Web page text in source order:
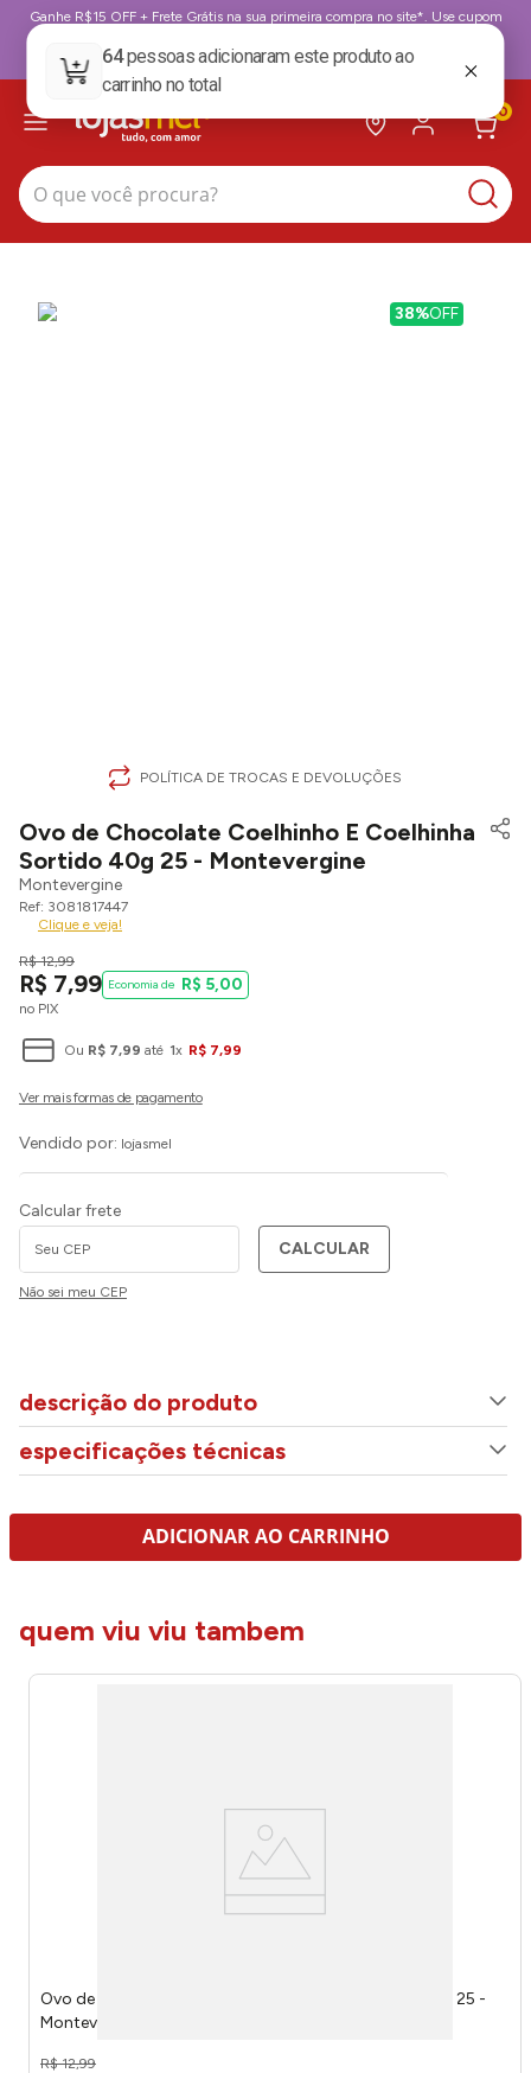
Ganhe R$15 OFF + Frete Grátis na sua primeira compra no site*. Use cupom
BoasVindas
0
O que você procura?
38%OFF
POLÍTICA DE TROCAS E DEVOLUÇÕES
Ovo de Chocolate Coelhinho E Coelhinha
Sortido 40g 25 - Montevergine
Montevergine
3081817447
Clique e veja!
R$ 12,99
R$ 7,99
no PIX
R$ 5,00
Ou R$ 7,99 até 1x R$ 7,99
Vendido por: lojasmel
Calcular frete
CALCULAR
Não sei meu CEP
descrição do produto
especificações técnicas
ADICIONAR AO CARRINHO
quem viu viu tambem
Ovo de Chocolate Coelhinho E Coelhinha Sortido 40g 25 -
Montevergine
R$ 12,99